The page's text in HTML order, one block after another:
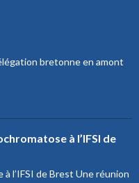
bretonne en amont
à l’IFSI de
l’IFSI de Brest Une réunion